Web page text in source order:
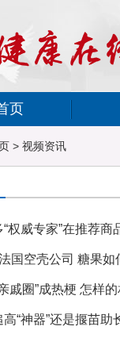
页
> 视频资讯
权威专家”在推荐商
国空壳公司 糖果如
戚圈”成热梗 怎样
“神器”还是揠苗助